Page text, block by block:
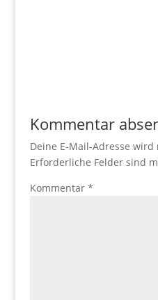
Kommentar
Deine E-Mail-Adresse
Erforderliche Felder sind
Kommentar *